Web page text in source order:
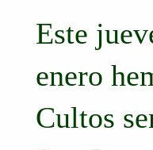
Este
enero
Cultos